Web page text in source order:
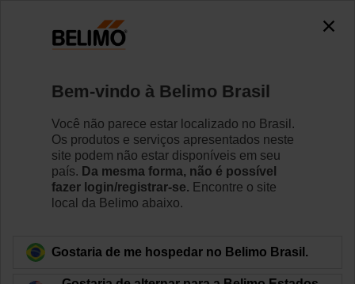
Guia de Produtos e Lista de
Bem-vindo à Belimo Brasil
Você não parece estar localizado no Brasil.
Os produtos e serviços apresentados neste
site podem não estar disponíveis em seu
país. Da mesma forma, não é possível
fazer login/registrar-se. Encontre o site
local da Belimo abaixo.
Gostaria de me hospedar no Belimo Brasil.